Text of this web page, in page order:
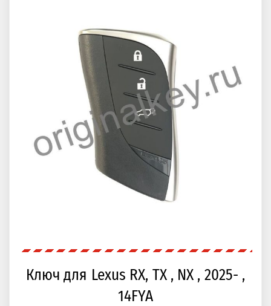
Ключ для Lexus RX, TX , NX , 2025- ,
14FYA